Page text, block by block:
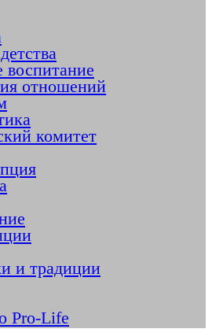
воспитание
отношений
комитет
и традиции
Pro-Life